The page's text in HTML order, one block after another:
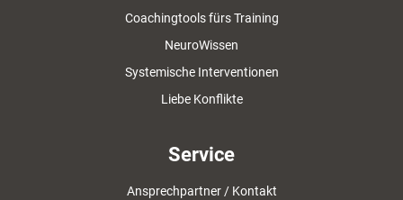
Coachingtools fürs Training
NeuroWissen
Systemische Interventionen
Liebe Konflikte
Service
Ansprechpartner / Kontakt